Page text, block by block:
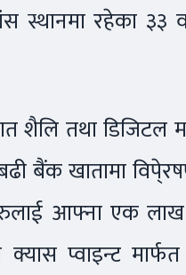
रहेका ३३
शैलि तथा
बढी बैंक खातामा
आफ्ना एक लाख
प्वाइन्ट मार्फत